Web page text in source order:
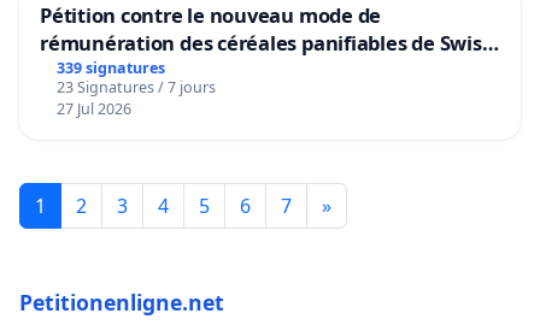
Pétition contre le nouveau mode de
rémunération des céréales panifiables de Swiss
granum basé sur la teneur en protéines
339 signatures
23 Signatures / 7 jours
27 Jul 2026
1 2 3 4 5 6 7 »
Petitionenligne.net